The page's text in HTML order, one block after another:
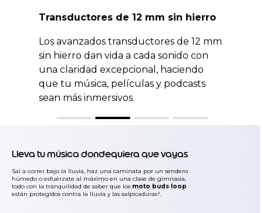
Transductores de 12 mm sin hierro
Los avanzados transductores de 12 mm
sin hierro dan vida a cada sonido con
una claridad excepcional, haciendo
que tu música, películas y podcasts
sean más inmersivos.
Lleva tu música dondequiera que vayas
Sal a correr bajo la lluvia, haz una caminata por un sendero
húmedo o esfuérzate al máximo en una clase de gimnasia,
todo con la tranquilidad de saber que los moto buds loop
están protegidos contra la lluvia y las salpicaduras².